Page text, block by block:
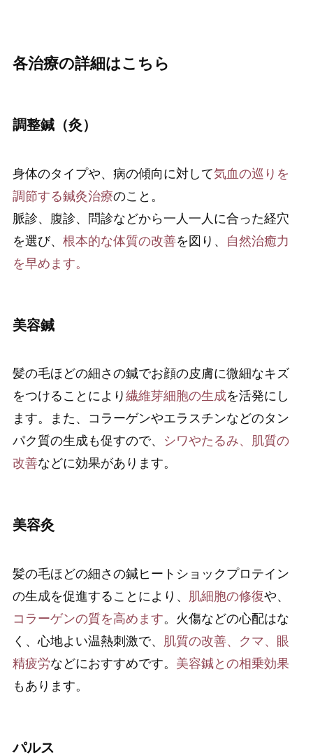
各治療の詳細はこちら
調整鍼（灸）
身体のタイプや、病の傾向に対して気血の巡りを
調節する鍼灸治療のこと。
脈診、腹診、問診などから一人一人に合った経穴
を選び、 根本的な体質の改善を図り、
自然治癒力
を早めます。
美容鍼
髪の毛ほどの細さの鍼でお顔の皮膚に微細なキズ
をつけることにより 繊維芽細胞の生成を活発にし
ます。また、コラーゲンやエラスチンなどのタン
パク質の生成も促すので、
シワやたるみ、肌質の
改善などに効果があります。
美容灸
髪の毛ほどの細さの鍼ヒートショックプロテイン
の生成を促進することにより、
肌細胞の修復や、
コラーゲンの質を高めます。火傷などの心配はな
く、心地よい温熱刺激で、
肌質の改善、クマ、眼
精疲労などにおすすめです。 美容鍼との相乗効果
もあります。
パルス